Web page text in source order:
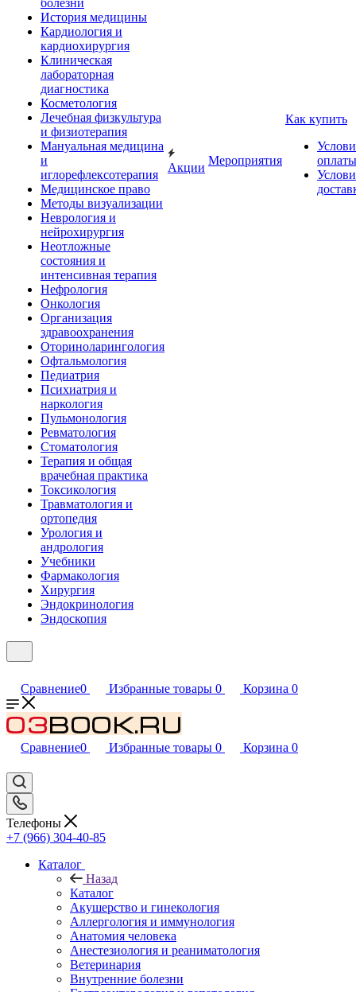
болезни
История медицины
Кардиология и
кардиохирургия
Клиническая
лабораторная
диагностика
Косметология
Лечебная физкультура
и физиотерапия
Мануальная медицина
и
иглорефлексотерапия
Медицинское право
Методы визуализации
Неврология и
нейрохирургия
Неотложные
состояния и
интенсивная терапия
Нефрология
Онкология
Организация
здравоохранения
Оториноларингология
Офтальмология
Педиатрия
Психиатрия и
наркология
Пульмонология
Ревматология
Стоматология
Терапия и общая
врачебная практика
Токсикология
Травматология и
ортопедия
Урология и
андрология
Учебники
Фармакология
Хирургия
Эндокринология
Эндоскопия
Акции
Мероприятия
Как купить
оплаты
Сравнение0 Избранные товары 0 Корзина 0
Сравнение0 Избранные товары 0 Корзина 0
Телефоны
+7 (966) 304-40-85
Каталог
Назад
Каталог
Акушерство и гинекология
Аллергология и иммунология
Анатомия человека
Анестезиология и реаниматология
Ветеринария
Внутренние болезни